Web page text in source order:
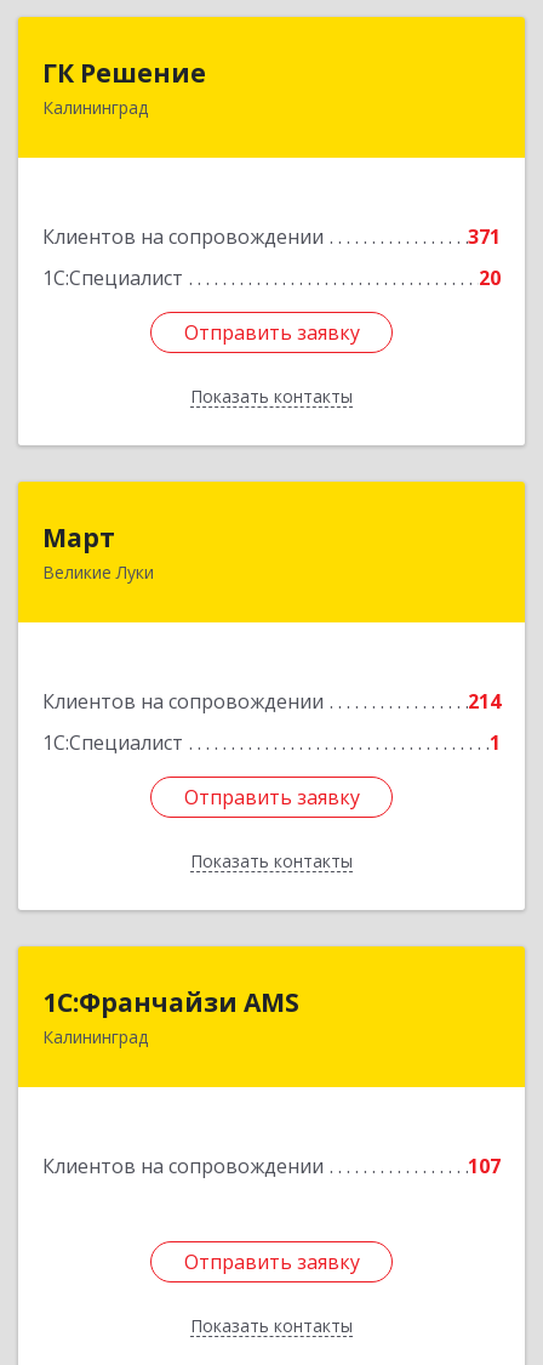
ГК Решение
Калининград
Клиентов на сопровождении
371
1С:Специалист
20
Отправить заявку
Показать контакты
236038, Калининградская обл, Калининград г,
Отправить заявку
Назад
Март
Великие Луки
Клиентов на сопровождении
214
1С:Специалист
1
Отправить заявку
Показать контакты
182113, Псковская обл, Великие Луки г,
Отправить заявку
Назад
1С:Франчайзи AMS
Калининград
Клиентов на сопровождении 107
Отправить заявку
Показать контакты
238325, Калининградская обл, Гурьевский р-н,
Отправить заявку
Назад